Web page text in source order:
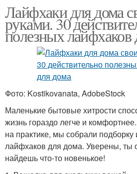
Лайфхаки для дома
руками. 30
полезных лайфхаков
Фото: Kostikovanata, AdobeStock
Маленькие бытовые хитрости
жизнь гораздо легче и
на практике, мы собрали подборку
лайфхаков для дома. Уверены, ты
найдешь что-то новенькое!